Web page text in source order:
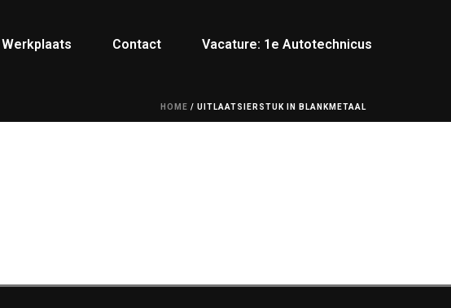
Werkplaats Contact Vacature: 1e Autotechnicus
HOME / UITLAATSIERSTUK IN BLANKMETAAL